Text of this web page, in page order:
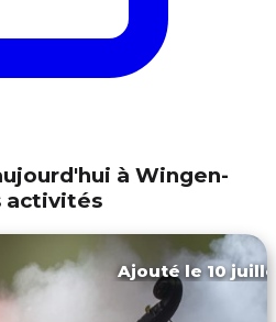
à Wingen-
activités
Ajouté le 10